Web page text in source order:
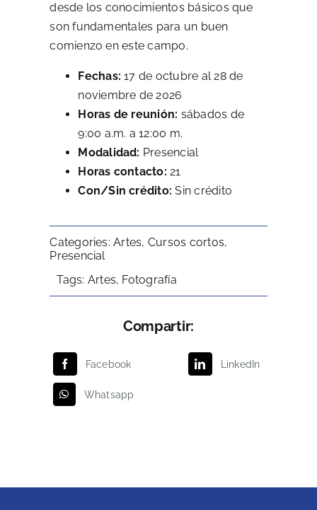
desde los conocimientos básicos que
son fundamentales para un buen
comienzo en este campo.
Fechas: 17 de octubre al 28 de
noviembre de 2026
Horas de reunión: sábados de
9:00 a.m. a 12:00 m.
Modalidad: Presencial
Horas contacto: 21
Con/Sin crédito: Sin crédito
Categories:Artes, Cursos cortos,
Presencial
Tags: Artes, Fotografía
Compartir:
Facebook LinkedIn
Whatsapp